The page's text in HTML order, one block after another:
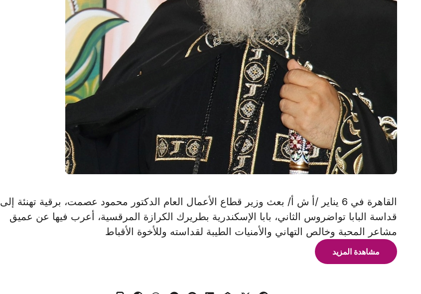
القاهرة في 6 يناير /أ ش أ/ بعث وزير قطاع الأعمال العام الدكتور محمود عصمت، برقية تهنئة إلى
قداسة البابا تواضروس الثاني، بابا الإسكندرية بطريرك الكرازة المرقسية، أعرب فيها عن عميق
مشاعر المحبة وخالص التهاني والأمنيات الطيبة لقداسته وللأخوة الأقباط
مشاهدة المزيد